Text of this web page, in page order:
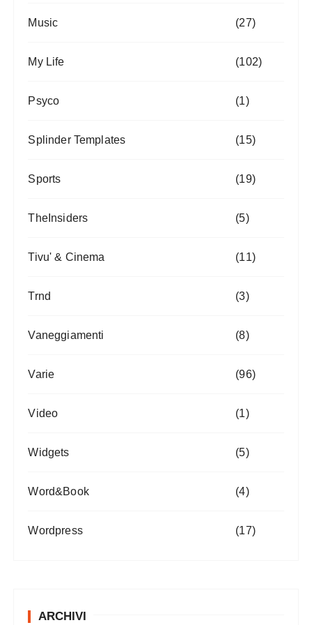
Music (27)
My Life (102)
Psyco (1)
Splinder Templates (15)
Sports (19)
TheInsiders (5)
Tivu' & Cinema (11)
Trnd (3)
Vaneggiamenti (8)
Varie (96)
Video (1)
Widgets (5)
Word&Book (4)
Wordpress (17)
ARCHIVI